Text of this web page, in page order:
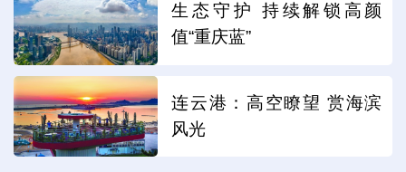
生态守护 持续解锁高颜
值“重庆蓝”
连云港：高空瞭望 赏海滨
风光